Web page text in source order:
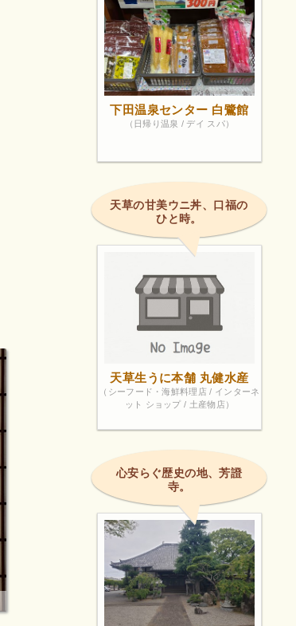
下田温泉センター 白鷺館
（日帰り温泉 / デイ スパ）
天草の甘美ウニ丼、口福の
ひと時。
天草生うに本舗 丸健水産
（シーフード・海鮮料理店 / インターネ
ット ショップ / 土産物店）
心安らぐ歴史の地、芳證
寺。